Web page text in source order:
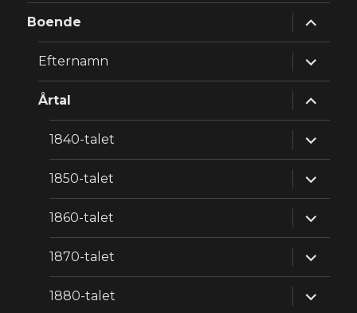
Boende
Efternamn
Årtal
1840-talet
1850-talet
1860-talet
1870-talet
1880-talet